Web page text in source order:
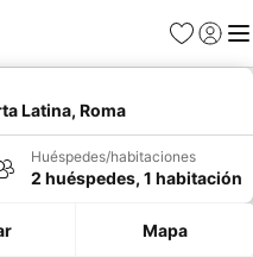
Favoritos
Iniciar
Latina, Roma
Huéspedes/habitaciones
2 huéspedes, 1 habitación
Mapa